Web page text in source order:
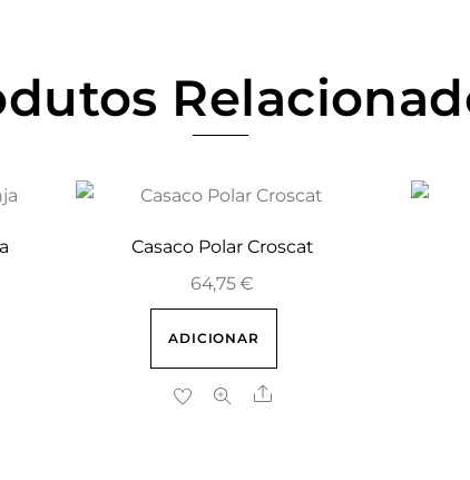
Casaco Polar Croscat
64,75€
ADICIONAR
Share